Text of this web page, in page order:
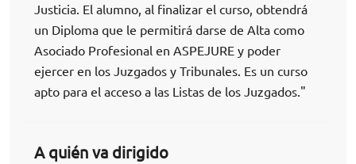
Justicia. El alumno, al finalizar el curso, obtendrá
un Diploma que le permitirá darse de Alta como
Asociado Profesional en ASPEJURE y poder
ejercer en los Juzgados y Tribunales. Es un curso
apto para el acceso a las Listas de los Juzgados."
A quién va dirigido